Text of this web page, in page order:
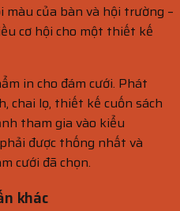
của bàn và hội trường –
cơ hội cho một thiết kế
in cho đám cưới. Phát
chai lọ, thiết kế cuốn sách
tham gia vào kiểu
được thống nhất và
cưới đã chọn.
khác